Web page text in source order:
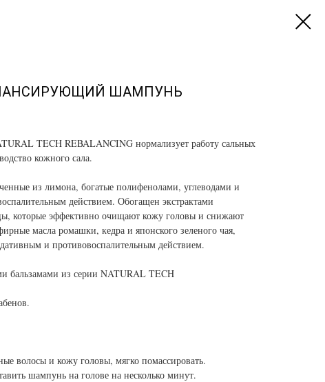
ШАМПУНЬ
TECH REBALANCING нормализует работу сальных
кожного сала.
из лимона, богатые полифенолами, углеводами и
действием. Обогащен экстрактами
которые эффективно очищают кожу головы и снижают
масла ромашки, кедра и японского зеленого чая,
и противовоспалительным действием.
бальзамами из серии NATURAL TECH
волосы и кожу головы, мягко помассировать.
шампунь на голове на несколько минут.